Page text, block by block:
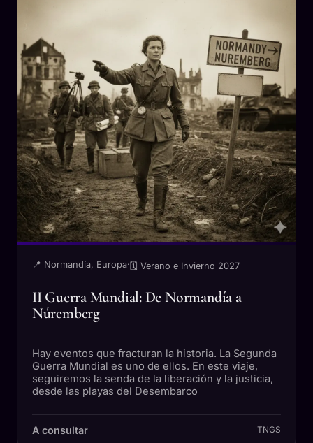
📍 Normandía, Europa·🗓 Verano e Invierno 2027
II Guerra Mundial: De Normandía a
Núremberg
Hay eventos que fracturan la historia. La Segunda
Guerra Mundial es uno de ellos. En este viaje,
seguiremos la senda de la liberación y la justicia,
desde las playas del Desembarco
A consultar TNGS